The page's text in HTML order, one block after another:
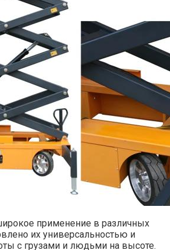
применение в различных
их универсальностью и
с грузами и людьми на высоте.